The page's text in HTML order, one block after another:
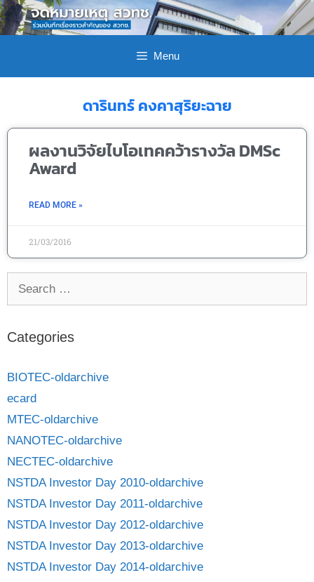
Menu
ดารินทร์ คงคาสุริยะฉาย
ผลงานวิจัยไบโอเทคคว้ารางวัล DMSc
Award
READ MORE »
21/03/2016
Categories
BIOTEC-oldarchive
ecard
MTEC-oldarchive
NANOTEC-oldarchive
NECTEC-oldarchive
NSTDA Investor Day 2010-oldarchive
NSTDA Investor Day 2011-oldarchive
NSTDA Investor Day 2012-oldarchive
NSTDA Investor Day 2013-oldarchive
NSTDA Investor Day 2014-oldarchive